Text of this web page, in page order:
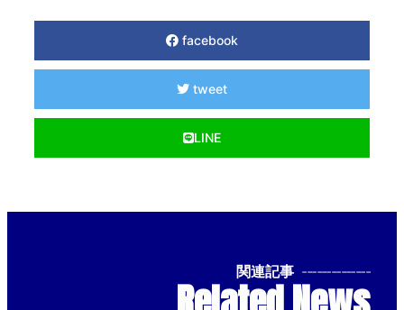
facebook
tweet
LINE
関連記事 --------------